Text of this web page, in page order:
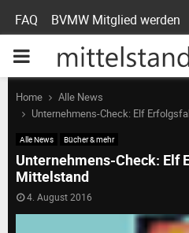
FAQ BVMW Mitglied werden
P
R
M
Home
Alle News
Unternehmens-Check: Elf
Alle News Bücher & mehr
Unternehmens-Check: Elf
Mittelstand
4. August 2016